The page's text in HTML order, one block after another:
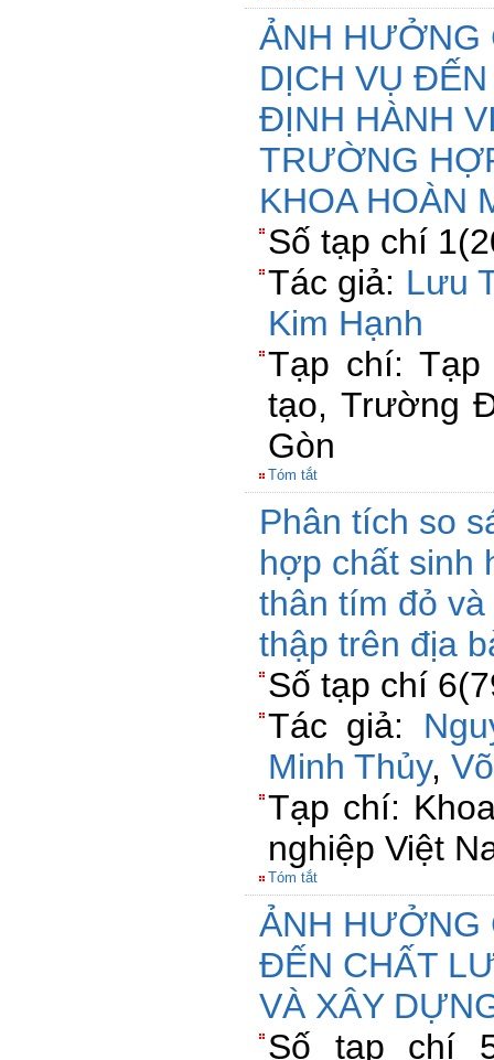
ẢNH HƯỞNG
DỊCH VỤ
ĐỊNH HÀNH
TRƯỜNG
KHOA HOÀN
Số tạp chí
Tác giả: Lưu
Kim Hạnh
Tạp chí:
tạo, Trường
Gòn
Tóm tắt
Phân tích so
hợp chất sinh
thân tím đỏ
thập trên địa
Số tạp chí
Tác giả:
Minh Thủy,
Tạp chí:
nghiệp Việt
Tóm tắt
ẢNH HƯỞNG
ĐẾN CHẤT
VÀ XÂY
Số tạp chí